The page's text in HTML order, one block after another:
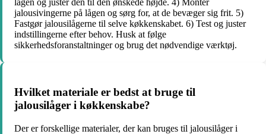
lågen og juster den til den ønskede højde. 4) Monter
jalousivingerne på lågen og sørg for, at de bevæger sig frit. 5)
Fastgør jalousilågerne til selve køkkenskabet. 6) Test og juster
indstillingerne efter behov. Husk at følge
sikkerhedsforanstaltninger og brug det nødvendige værktøj.
Hvilket materiale er bedst at bruge til
jalousilåger i køkkenskabe?
Der er forskellige materialer, der kan bruges til jalousilåger i